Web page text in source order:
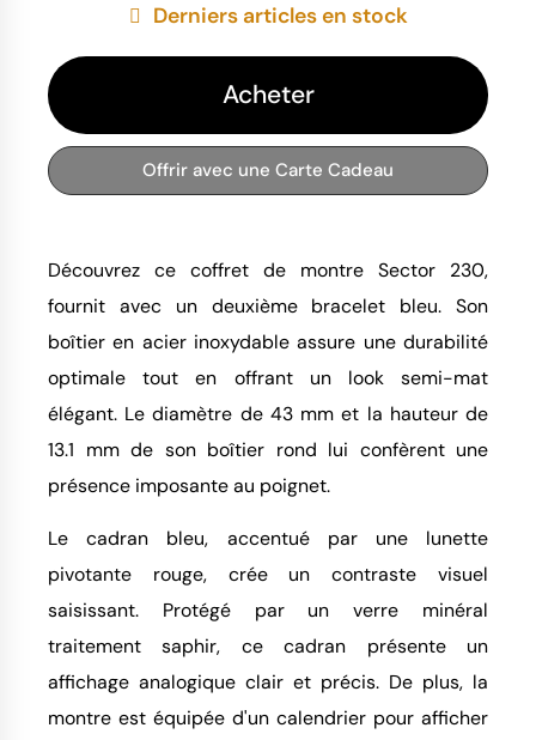
Derniers articles en stock
Acheter
Offrir avec une Carte Cadeau
Découvrez ce coffret de montre Sector 230,
fournit avec un deuxième bracelet bleu. Son
boîtier en acier inoxydable assure une durabilité
optimale tout en offrant un look semi-mat
élégant. Le diamètre de 43 mm et la hauteur de
13.1 mm de son boîtier rond lui confèrent une
présence imposante au poignet.
Le cadran bleu, accentué par une lunette
pivotante rouge, crée un contraste visuel
saisissant. Protégé par un verre minéral
traitement saphir, ce cadran présente un
affichage analogique clair et précis. De plus, la
montre est équipée d'un calendrier pour afficher